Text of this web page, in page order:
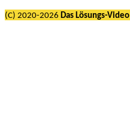
(C) 2020-2026 Das Lösungs-Video